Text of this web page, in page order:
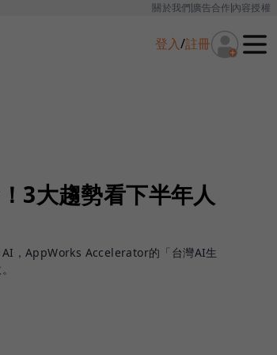
關於我們廣告合作內容授權
登入/註冊
3大趨勢看下半年人
AI，AppWorks Accelerator的「台灣AI生